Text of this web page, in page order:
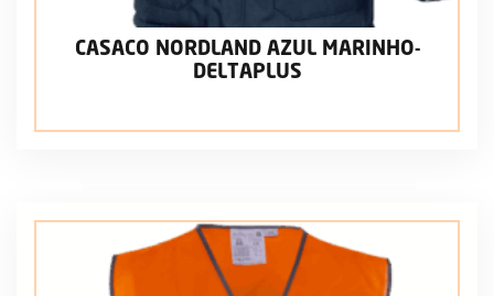
CASACO NORDLAND AZUL MARINHO-
DELTAPLUS